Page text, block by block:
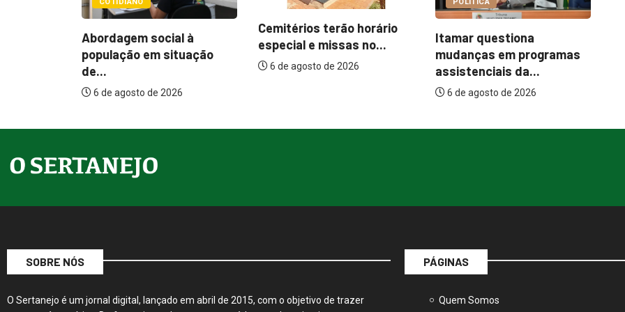
especial e missas no...
POLÍTICA
Itamar questiona
mudanças em programas
assistenciais da...
COTIDIANO
Abordagem social à
população em situação
de...
6 de agosto de 2026
SOBRE NÓS
O Sertanejo é um jornal digital, lançado em abril de 2015, com o objetivo de trazer
PÁGINAS
Quem Somos